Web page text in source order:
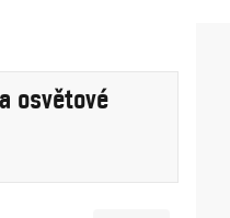
osvětové